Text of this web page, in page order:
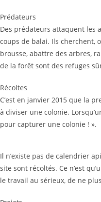
Prédateurs
Des prédateurs attaquent les
coups de balai. Ils cherchent,
brousse, abattre des arbres,
de la forêt sont des refuges
Récoltes
C’est en janvier 2015 que la
à diviser une colonie.
pour capturer une colonie ! ».
Il n’existe pas de calendrier
site sont récoltés. Ce n’est
le travail au sérieux, de ne